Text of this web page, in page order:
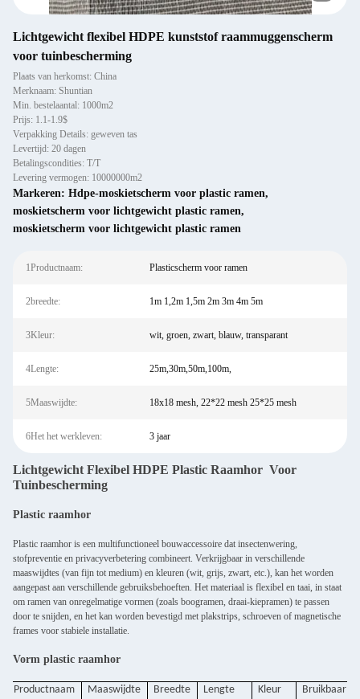
Lichtgewicht flexibel HDPE kunststof raammuggenscherm
voor tuinbescherming
Plaats van herkomst: China
Merknaam: Shuntian
Min. bestelaantal: 1000m2
Prijs: 1.1-1.9$
Verpakking Details: geweven tas
Levertijd: 20 dagen
Betalingscondities: T/T
Levering vermogen: 10000000m2
Markeren: Hdpe-moskietscherm voor plastic ramen,
moskietscherm voor lichtgewicht plastic ramen,
moskietscherm voor lichtgewicht plastic ramen
1Productnaam: Plasticscherm voor ramen
2breedte: 1m 1,2m 1,5m 2m 3m 4m 5m
3Kleur: wit, groen, zwart, blauw, transparant
4Lengte: 25m,30m,50m,100m,
5Maaswijdte: 18x18 mesh, 22*22 mesh 25*25 mesh
6Het het werkleven: 3 jaar
Lichtgewicht Flexibel HDPE Plastic Raamhor Voor
Tuinbescherming
Plastic raamhor
Plastic raamhor is een multifunctioneel bouwaccessoire dat insectenwering,
stofpreventie en privacyverbetering combineert. Verkrijgbaar in verschillende
maaswijdtes (van fijn tot medium) en kleuren (wit, grijs, zwart, etc.), kan het worden
aangepast aan verschillende gebruiksbehoeften. Het materiaal is flexibel en taai, in staat
om ramen van onregelmatige vormen (zoals boogramen, draai-kiepramen) te passen
door te snijden, en het kan worden bevestigd met plakstrips, schroeven of magnetische
frames voor stabiele installatie.
Vorm plastic raamhor
Productnaam Maaswijdte Breedte Lengte Kleur Bruikbaar